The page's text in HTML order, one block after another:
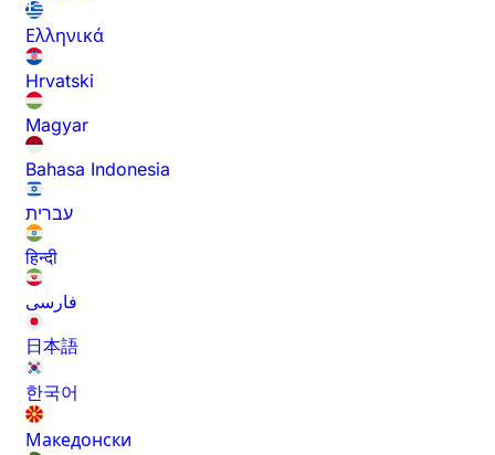
Ελληνικά
Hrvatski
Magyar
Bahasa Indonesia
עברית
हिन्दी
فارسی
日本語
한국어
Македонски